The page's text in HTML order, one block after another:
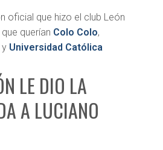
oficial que hizo el club León
querían Colo Colo,
y Universidad Católica
LE DIO LA
A LUCIANO